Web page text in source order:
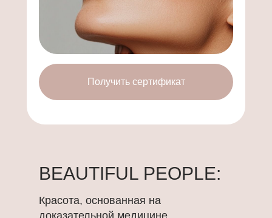
Получить сертификат
Красота, основанная на
доказательной медицине
BEAUTIFUL PEOPLE: